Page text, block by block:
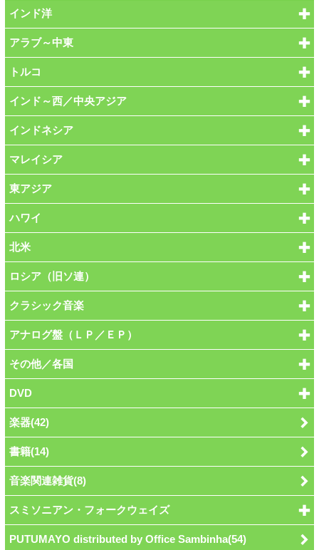
インド洋
アラブ～中東
トルコ
インド～西／中央アジア
インドネシア
マレイシア
東アジア
ハワイ
北米
ロシア（旧ソ連）
クラシック音楽
アナログ盤（ＬＰ／ＥＰ）
その他／各国
DVD
楽器(42)
書籍(14)
音楽関連雑貨(8)
スミソニアン・フォークウェイズ
PUTUMAYO distributed by Office Sambinha(54)